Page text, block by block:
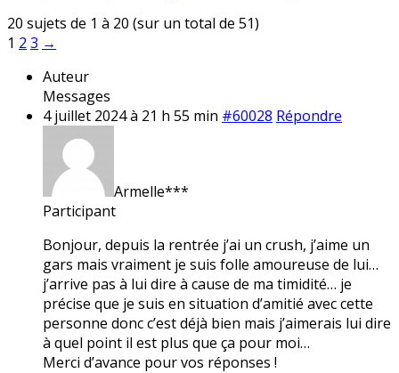
20 sujets de 1 à 20 (sur un total de 51)
1 2 3 →
Auteur
Messages
4 juillet 2024 à 21 h 55 min #60028 Répondre
Armelle***
Participant
Bonjour, depuis la rentrée j’ai un crush, j’aime un
gars mais vraiment je suis folle amoureuse de lui…
j’arrive pas à lui dire à cause de ma timidité… je
précise que je suis en situation d’amitié avec cette
personne donc c’est déjà bien mais j’aimerais lui dire
à quel point il est plus que ça pour moi…
Merci d’avance pour vos réponses !